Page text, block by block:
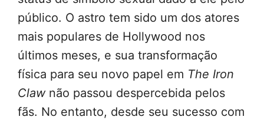
público. O astro tem sido um dos atores
mais populares de Hollywood nos
últimos meses, e sua transformação
física para seu novo papel em The Iron
Claw não passou despercebida pelos
fãs. No entanto, desde seu sucesso com